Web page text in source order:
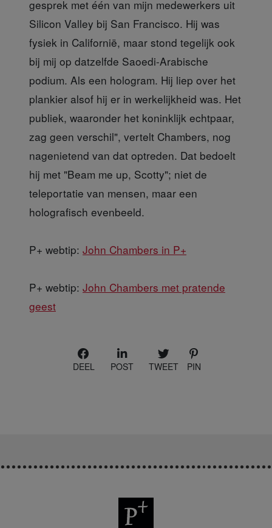
gesprek met één van mijn medewerkers uit
Silicon Valley bij San Francisco. Hij was
fysiek in Californië, maar stond tegelijk ook
bij mij op datzelfde Saoedi-Arabische
podium. Als een hologram. Hij liep over het
plankier alsof hij er in werkelijkheid was. Het
publiek, waaronder het koninklijk echtpaar,
zag geen verschil", vertelt Chambers, nog
nagenietend van dat optreden. Dat bedoelt
hij met "Beam me up, Scotty"; niet de
teleportatie van mensen, maar een
holografisch evenbeeld.
P+ webtip: John Chambers in P+
P+ webtip: John Chambers met pratende
geest
DEEL POST TWEET PIN